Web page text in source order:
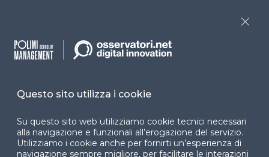
Facebook LinkedIn
YouTube X
Questo sito utilizza i cookie
Su questo sito web utilizziamo cookie tecnici necessari
alla navigazione e funzionali all’erogazione del servizio.
Utilizziamo i cookie anche per fornirti un’esperienza di
navigazione sempre migliore, per facilitare le interazioni